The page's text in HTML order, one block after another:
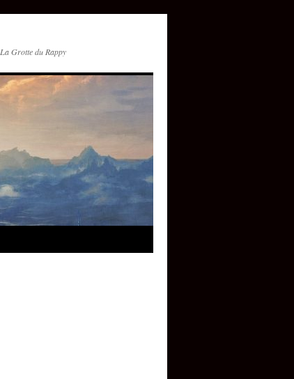
La Grotte du Rappy